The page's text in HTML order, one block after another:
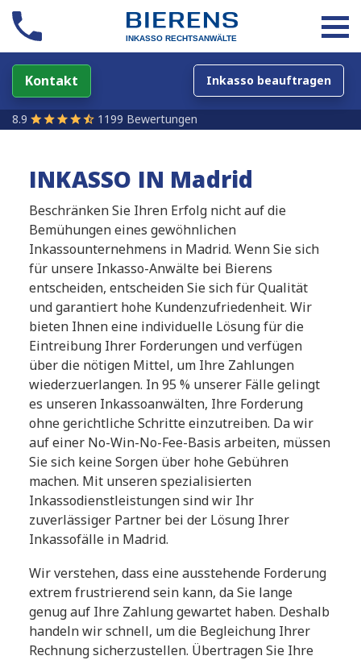
Kontakt Inkasso beauftragen
8.9 1199 Bewertungen
INKASSO IN Madrid
Beschränken Sie Ihren Erfolg nicht auf die
Bemühungen eines gewöhnlichen
Inkassounternehmens in Madrid. Wenn Sie sich
für unsere Inkasso-Anwälte bei Bierens
entscheiden, entscheiden Sie sich für Qualität
und garantiert hohe Kundenzufriedenheit. Wir
bieten Ihnen eine individuelle Lösung für die
Eintreibung Ihrer Forderungen und verfügen
über die nötigen Mittel, um Ihre Zahlungen
wiederzuerlangen. In 95 % unserer Fälle gelingt
es unseren Inkassoanwälten, Ihre Forderung
ohne gerichtliche Schritte einzutreiben. Da wir
auf einer No-Win-No-Fee-Basis arbeiten, müssen
Sie sich keine Sorgen über hohe Gebühren
machen. Mit unseren spezialisierten
Inkassodienstleistungen sind wir Ihr
zuverlässiger Partner bei der Lösung Ihrer
Inkassofälle in Madrid.
Wir verstehen, dass eine ausstehende Forderung
extrem frustrierend sein kann, da Sie lange
genug auf Ihre Zahlung gewartet haben. Deshalb
handeln wir schnell, um die Begleichung Ihrer
Rechnung sicherzustellen. Übertragen Sie Ihre